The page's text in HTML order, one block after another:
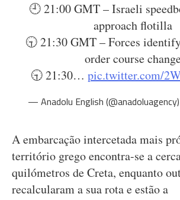
🕘 21:00 GMT – Israeli
approach flotilla
🕤 21:30 GMT – Forces
order course
🕤 21:30… pic.twitter.com/
— Anadolu English (@anadoluagency)
A embarcação intercetada mais
território grego encontra-se a
quilómetros de Creta, enquanto
recalcularam a sua rota e estão a